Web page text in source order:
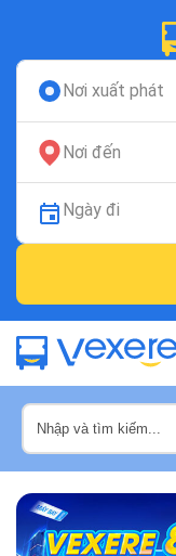
Nơi xuất phát
Nơi đến
Ngày đi